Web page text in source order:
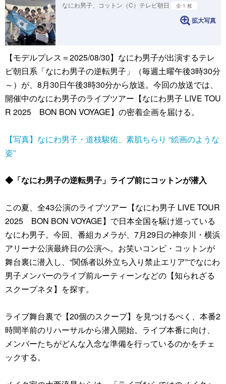
なにわ男子、コットン（C）テレビ朝日 全 1 枚
拡大写真
【モデルプレス＝2025/08/30】なにわ男子が出演するテレ
ビ朝日系「なにわ男子の逆転男子」（毎週土曜午後3時30分
～）が、8月30日午後3時30分から放送。今回の放送では、
開催中のなにわ男子のライブツアー【なにわ男子 LIVE TOU
R 2025 BON BON VOYAGE】の密着企画を届ける。
【写真】なにわ男子・道枝駿佑、素肌ちらり “絵画のような
姿”
◆「なにわ男子の逆転男子」ライブ前にコットンが潜入
この夏、全43公演のライブツアー【なにわ男子 LIVE TOUR
2025 BON BON VOYAGE】で日本全国を駆け巡っている
なにわ男子。今回、番組カメラが、7月29日の神奈川・横浜
アリーナ公演最終日の公演へ。お笑いコンビ・コットンが
舞台裏に潜入し、“関係者以外立ち入り禁止エリア”でなにわ
男子メンバーのライブ前ルーティーンなどの【知られざる
スクープネタ】を探す。
ライブ舞台裏で【20個のスクープ】を見つけるべく、本番2
時間半前のリハーサルから潜入開始。ライブ本番に向け、
メンバーたちがどんな入念な準備を行っているのかをチェ
ックする。